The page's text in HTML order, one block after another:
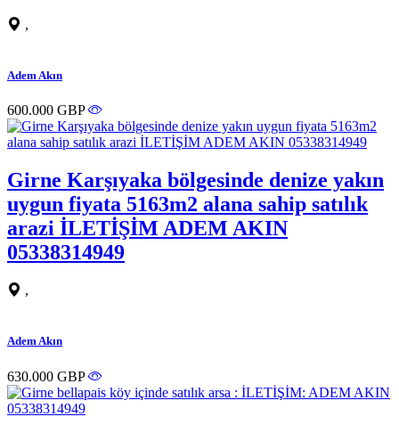
,
Adem Akın
600.000 GBP
Girne Karşıyaka bölgesinde denize yakın
uygun fiyata 5163m2 alana sahip satılık
arazi İLETİŞİM ADEM AKIN
05338314949
,
Adem Akın
630.000 GBP